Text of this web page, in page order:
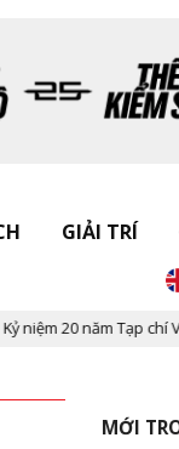
GIẢI TRÍ
Tạp chí Vietnam Golf
MỚI